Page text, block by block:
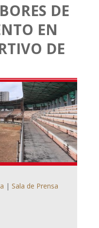
DE
EN
DE
| Sala de Prensa